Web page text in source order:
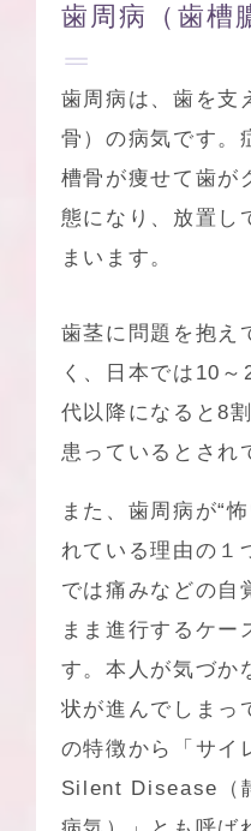
歯周病（歯槽
歯周病は、歯を支
骨）の病気です。
槽骨が痩せて歯が
態になり、放置し
まいます。
歯茎に問題を抱え
く、日本では10
代以降になると8
患っているとされ
また、歯周病が“
れている理由の１
では痛みなどの自
まま進行するケー
す。本人が気づか
状が進んでしまっ
の特徴から「サイ
Silent Disease（